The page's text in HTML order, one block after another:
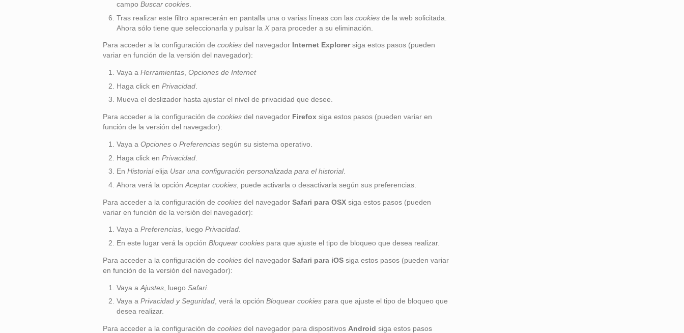
campoBuscar cookies
Tras realizar este filtro aparecerán en pantalla una o varias líneas con lascookies de la web solicitada.
Ahora sólo tiene que seleccionarla y pulsar la Xpara proceder a su eliminación.
Para acceder a la configuración de cookies del navegador Internet Explorersiga estos pasos (pueden
variar en función de la versión del navegador):
Vaya aHerramientas ,Opciones de Internet
Haga click enPrivacidad
Mueva el deslizador hasta ajustar el nivel de privacidad que desee.
Para acceder a la configuración de cookies del navegador Firefox siga estos pasos (pueden variar en
función de la versión del navegador):
Vaya aOpciones oPreferencias según su sistema operativo.
Haga click enPrivacidad
EnHistorialelija Usar una configuración personalizada para el historial.
Ahora verá la opciónAceptar cookies, puede activarla o desactivarla según sus preferencias.
Para acceder a la configuración de cookies del navegador Safari para OSX siga estos pasos (pueden
variar en función de la versión del navegador):
Vaya aPreferencias, luegoPrivacidad.
En este lugar verá la opciónBloquear cookies para que ajuste el tipo de bloqueo que desea realizar.
Para acceder a la configuración de cookies del navegador Safari para iOS siga estos pasos (pueden variar
en función de la versión del navegador):
Vaya aAjustes , luegoSafari.
Vaya aPrivacidad y Seguridad, verá la opciónBloquear cookies para que ajuste el tipo de bloqueo que
desea realizar.
Para acceder a la configuración de cookies del navegador para dispositivos Android siga estos pasos